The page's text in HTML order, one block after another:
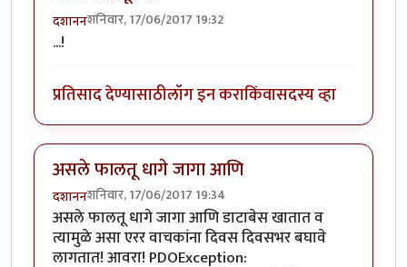
दशाननशनिवार, 17/06/2017 19:32
...!
प्रतिसाद देण्यासाठीलॉग इन कराकिंवासदस्य व्हा
असले फालतू धागे जागा आणि
दशाननशनिवार, 17/06/2017 19:34
असले फालतू धागे जागा आणि डाटाबेस खातात व
त्यामुळे असा एरर वाचकांना दिवस दिवसभर बघावे
लागतात! आवरा! PDOException: